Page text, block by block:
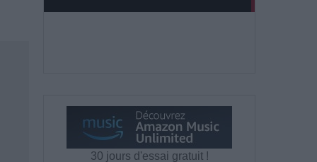
30 jours d'essai gratuit !